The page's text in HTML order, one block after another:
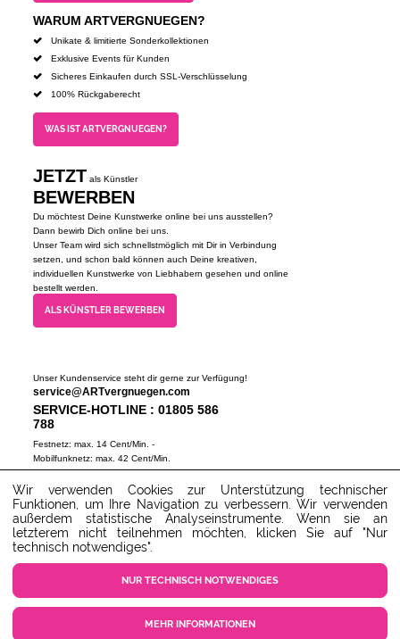
WARUM ARTVERGNUEGEN?
Unikate & limitierte Sonderkollektionen
Exklusive Events für Kunden
Sicheres Einkaufen durch SSL-Verschlüsselung
100% Rückgaberecht
WAS IST ARTVERGNUEGEN?
JETZT als Künstler
BEWERBEN
Du möchtest Deine Kunstwerke online bei uns ausstellen?
Dann bewirb Dich online bei uns.
Unser Team wird sich schnellstmöglich mit Dir in Verbindung
setzen, und schon bald können auch Deine kreativen,
individuellen Kunstwerke von Liebhabern gesehen und online
bestellt werden.
ALS KÜNSTLER BEWERBEN
Unser Kundenservice steht dir gerne zur Verfügung!
service@ARTvergnuegen.com
SERVICE-HOTLINE : 01805 586
788
Festnetz: max. 14 Cent/Min. -
Mobilfunknetz: max. 42 Cent/Min.
(Mo-Do 9-18 Uhr, Fr 9-16 Uhr)
ZUM SERVICECENTER
Wir verwenden Cookies zur Unterstützung technischer
Funktionen, um Ihre Navigation zu verbessern. Wir verwenden
außerdem statistische Analyseinstrumente. Wenn sie an
letzterem nicht teilnehmen möchten, klicken Sie auf "Nur
technisch notwendiges".
NUR TECHNISCH NOTWENDIGES
MEHR INFORMATIONEN